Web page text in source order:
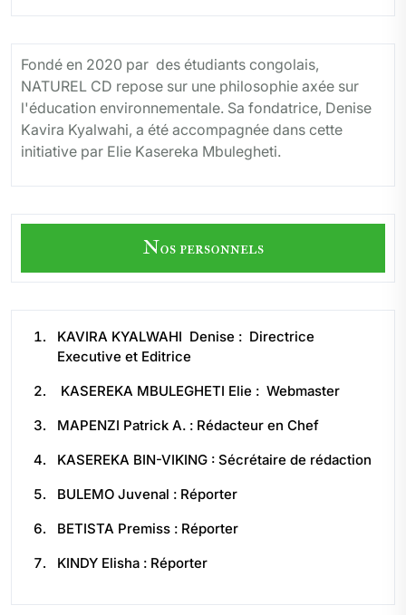
Fondé en 2020 par des étudiants congolais,
NATUREL CD repose sur une philosophie axée sur
l'éducation environnementale. Sa fondatrice, Denise
Kavira Kyalwahi, a été accompagnée dans cette
initiative par Elie Kasereka Mbulegheti.
Nos personnels
KAVIRA KYALWAHI Denise : Directrice
Executive et Editrice
KASEREKA MBULEGHETI Elie : Webmaster
MAPENZI Patrick A. : Rédacteur en Chef
KASEREKA BIN-VIKING : Sécrétaire de rédaction
BULEMO Juvenal : Réporter
BETISTA Premiss : Réporter
KINDY Elisha : Réporter